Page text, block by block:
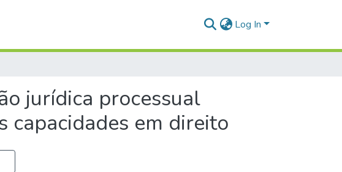
Log In
jurídica processual
capacidades em direito